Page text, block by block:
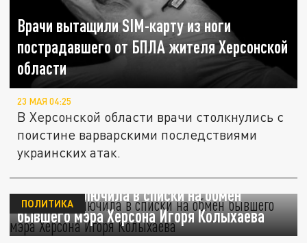
Врачи вытащили SIM-карту из ноги
пострадавшего от БПЛА жителя Херсонской
области
23 МАЯ 04:25
В Херсонской области врачи столкнулись с
поистине варварскими последствиями
украинских атак.
Украина включила в списки на обмен
бывшего мэра Херсона Игоря Колыхаева
ПОЛИТИКА